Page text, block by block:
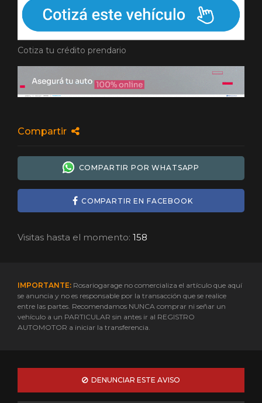
Cotiza tu crédito prendario
Compartir
COMPARTIR POR WHATSAPP
COMPARTIR EN FACEBOOK
Visitas hasta el momento: 158
IMPORTANTE: Rosariogarage no comercializa el artículo que aquí
se anuncia y no es responsable por la transacción que se realice
entre las partes. Recomendamos NUNCA comprar ni señar un
vehículo a un PARTICULAR sin antes ir al REGISTRO
AUTOMOTOR a iniciar la transferencia.
DENUNCIAR ESTE AVISO